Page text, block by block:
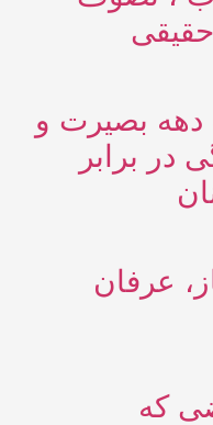
دهه بصیرت و
برابر
عرفان
که